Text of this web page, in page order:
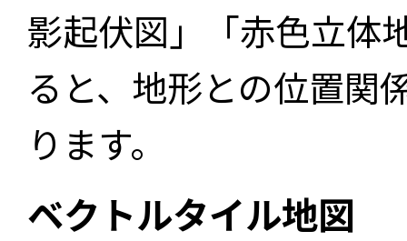
影起伏図」「赤色立体
ると、地形との位置関
ります。
ベクトルタイル地図